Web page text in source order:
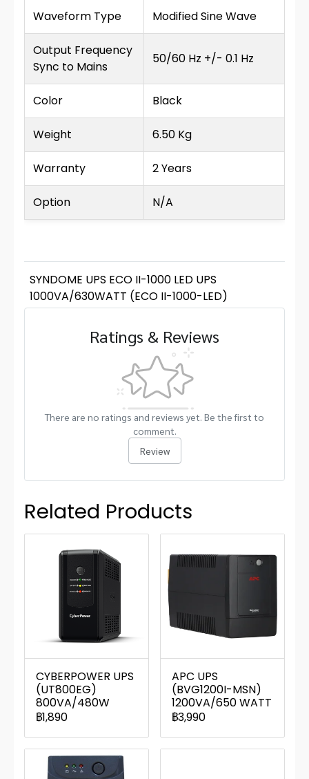
Waveform Type Modified Sine Wave
Output Frequency
Sync to Mains
50/60 Hz +/- 0.1 Hz
Color Black
Weight 6.50 Kg
Warranty 2 Years
Option N/A
SYNDOME UPS ECO II-1000 LED UPS
1000VA/630WATT (ECO II-1000-LED)
Ratings & Reviews
There are no ratings and reviews yet. Be the first to
comment.
Review
Related Products
CYBERPOWER UPS
(UT800EG)
800VA/480W
฿1,890
APC UPS
(BVG1200I-MSN)
1200VA/650 WATT
฿3,990